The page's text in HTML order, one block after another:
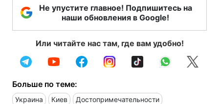
Не упустите главное! Подпишитесь на
наши обновления в Google!
Или читайте нас там, где вам удобно!
Больше по теме:
Украина Киев Достопримечательности